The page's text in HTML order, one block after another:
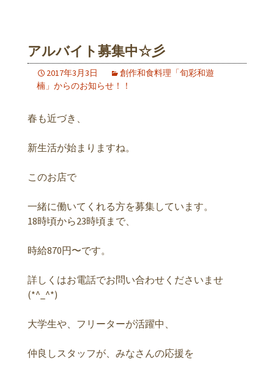
アルバイト募集中☆彡
2017年3月3日
創作和食料理「旬彩和遊
楠」からのお知らせ！！
春も近づき、
新生活が始まりますね。
このお店で
一緒に働いてくれる方を募集しています。
18時頃から23時頃まで、
時給870円〜です。
詳しくはお電話でお問い合わせくださいませ
(*^_^*)
大学生や、フリーターが活躍中、
仲良しスタッフが、みなさんの応援を